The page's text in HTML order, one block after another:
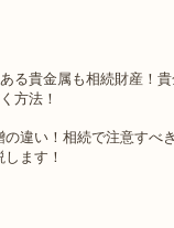
る貴金属も相続財産！
方法！
違い！相続で注意すべ
ます！